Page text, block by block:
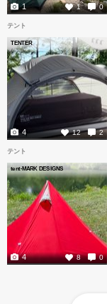
1 0
1
テント
TENTER
12 2
4
テント
tent-MARK DESIGNS
8 0
4